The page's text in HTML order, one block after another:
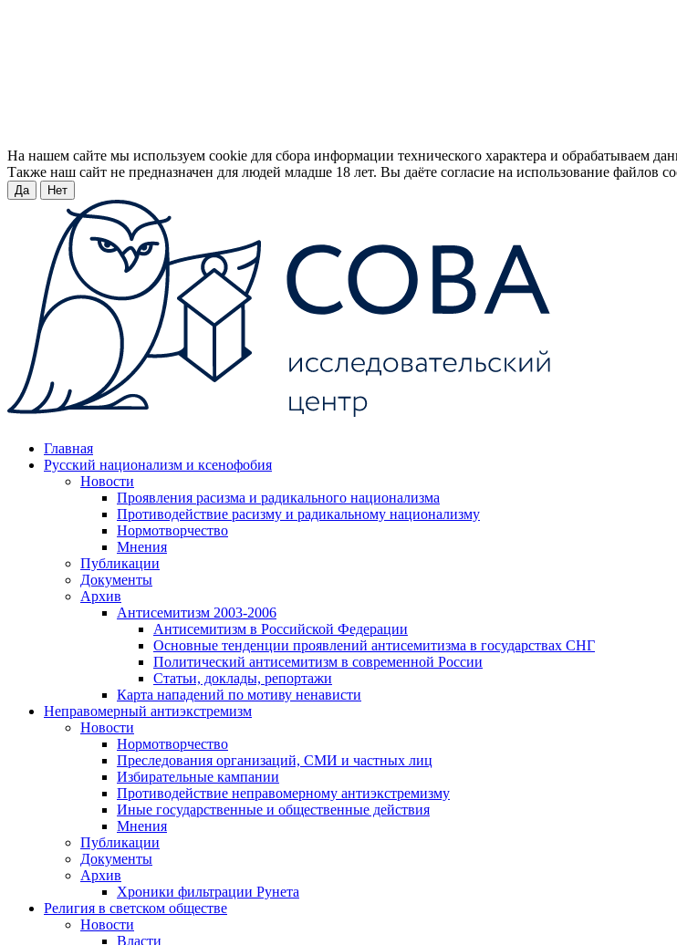
На нашем сайте мы используем cookie для сбора информации технического характера и обрабатываем
Также наш сайт не предназначен для людей младше 18 лет. Вы даёте согласие на использование файлов
Да Нет
Главная
Русский национализм и ксенофобия
Новости
Проявления расизма и радикального национализма
Противодействие расизму и радикальному национализму
Нормотворчество
Мнения
Публикации
Документы
Архив
Антисемитизм 2003-2006
Антисемитизм в Российской Федерации
Основные тенденции проявлений антисемитизма в государствах СНГ
Политический антисемитизм в современной России
Статьи, доклады, репортажи
Карта нападений по мотиву ненависти
Неправомерный антиэкстремизм
Новости
Нормотворчество
Преследования организаций, СМИ и частных лиц
Избирательные кампании
Противодействие неправомерному антиэкстремизму
Иные государственные и общественные действия
Мнения
Публикации
Документы
Архив
Хроники фильтрации Рунета
Религия в светском обществе
Новости
Власти